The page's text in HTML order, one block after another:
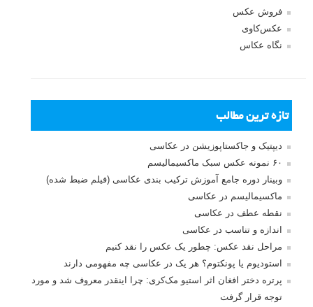
فروش عکس
عکس‌کاوی
نگاه عکاس
تازه ترین مطالب
دیپتیک و جاکستا‌پوزیشن در عکاسی
۶۰ نمونه عکس سبک ماکسیمالیسم
وبینار دوره جامع آموزش ترکیب بندی عکاسی (فیلم ضبط شده)
ماکسیمالیسم در عکاسی
نقطه عطف در عکاسی
اندازه و تناسب در عکاسی
مراحل نقد عکس: چطور یک عکس را نقد کنیم
استودیوم یا پونکتوم؟ هر یک در عکاسی چه مفهومی دارند
پرتره دختر افغان اثر استیو مک‌کری: چرا اینقدر معروف شد و مورد
توجه قرار گرفت